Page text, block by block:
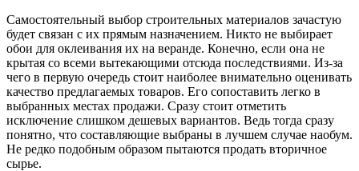
Самостоятельный выбор строительных материалов зачастую
будет связан с их прямым назначением. Никто не выбирает
обои для оклеивания их на веранде. Конечно, если она не
крытая со всеми вытекающими отсюда последствиями. Из-за
чего в первую очередь стоит наиболее внимательно оценивать
качество предлагаемых товаров. Его сопоставить легко в
выбранных местах продажи. Сразу стоит отметить
исключение слишком дешевых вариантов. Ведь тогда сразу
понятно, что составляющие выбраны в лучшем случае наобум.
Не редко подобным образом пытаются продать вторичное
сырье.